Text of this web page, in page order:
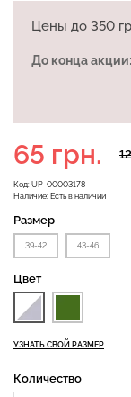
Цены до 350
До конца акции:
Код: UP-00003178
Наличие: Есть в наличии
65 грн.
Размер
39-42 43-46
Цвет
УЗНАТЬ СВОЙ РАЗМЕР
Количество
LEGGINGS